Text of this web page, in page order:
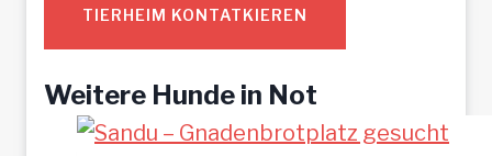
TIERHEIM KONTATKIEREN
Weitere Hunde in Not